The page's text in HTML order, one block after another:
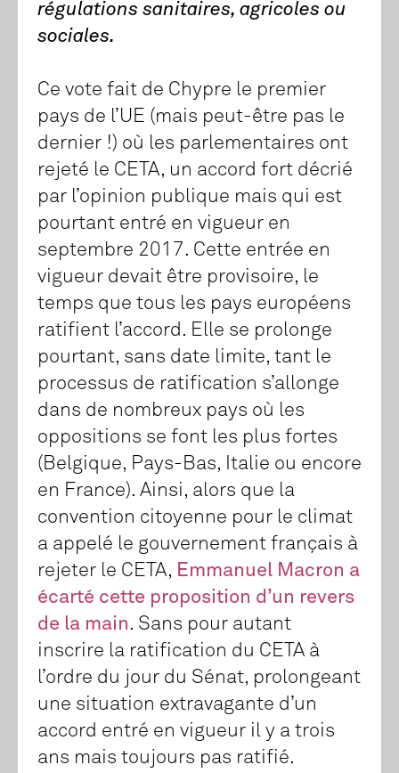
régulations sanitaires, agricoles ou
sociales.
Ce vote fait de Chypre le premier
pays de l’UE (mais peut-être pas le
dernier !) où les parlementaires ont
rejeté le CETA, un accord fort décrié
par l’opinion publique mais qui est
pourtant entré en vigueur en
septembre 2017. Cette entrée en
vigueur devait être provisoire, le
temps que tous les pays européens
ratifient l’accord. Elle se prolonge
pourtant, sans date limite, tant le
processus de ratification s’allonge
dans de nombreux pays où les
oppositions se font les plus fortes
(Belgique, Pays-Bas, Italie ou encore
en France). Ainsi, alors que la
convention citoyenne pour le climat
a appelé le gouvernement français à
rejeter le CETA, Emmanuel Macron a
écarté cette proposition d’un revers
de la main. Sans pour autant
inscrire la ratification du CETA à
l’ordre du jour du Sénat, prolongeant
une situation extravagante d’un
accord entré en vigueur il y a trois
ans mais toujours pas ratifié.